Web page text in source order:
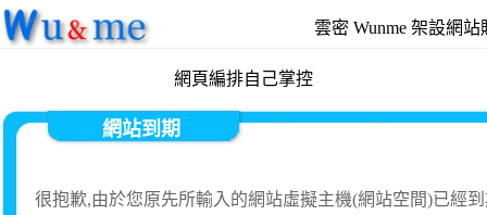
雲密 Wunme 架設網
網頁編排自己掌控
網站到期
很抱歉,由於您原先所輸入的網站虛擬主機(網站空間)已經